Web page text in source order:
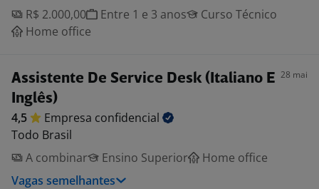
R$ 2.000,00
Entre 1 e 3 anos
Curso Técnico
Home office
Assistente De Service Desk (Italiano E
Inglês)
28 mai
4,5 Empresa confidencial
Todo Brasil
A combinar
Ensino Superior
Home office
Vagas semelhantes